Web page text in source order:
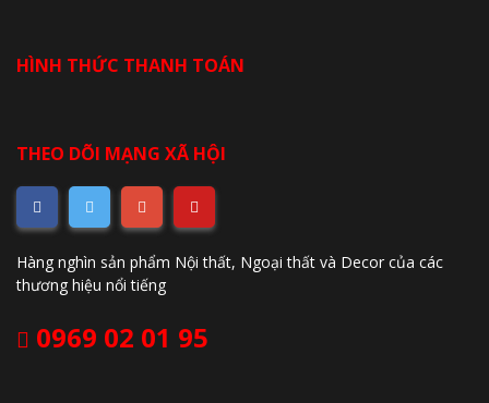
HÌNH THỨC THANH TOÁN
THEO DÕI MẠNG XÃ HỘI
Hàng nghìn sản phẩm Nội thất, Ngoại thất và Decor của các
thương hiệu nổi tiếng
0969 02 01 95